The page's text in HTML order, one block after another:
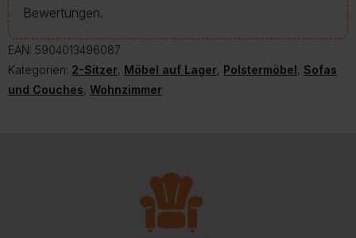
Bewertungen.
EAN: 5904013496087
Kategorien: 2-Sitzer, Möbel auf Lager, Polstermöbel, Sofas
und Couches, Wohnzimmer